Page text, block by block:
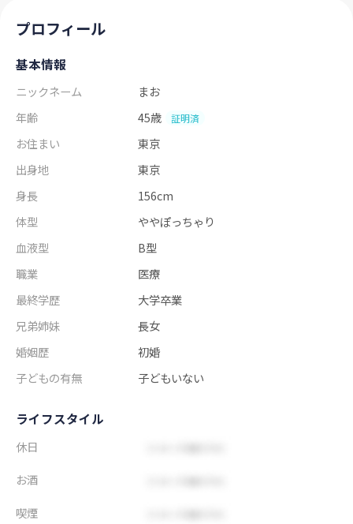
プロフィール
基本情報
ニックネーム
まお
年齢
45歳 証明済
お住まい
東京
出身地
東京
身長
156cm
体型
ややぽっちゃり
血液型
B型
職業
医療
最終学歴
大学卒業
兄弟姉妹
長女
婚姻歴
初婚
子どもの有無
子どもいない
ライフスタイル
休日
お酒
喫煙